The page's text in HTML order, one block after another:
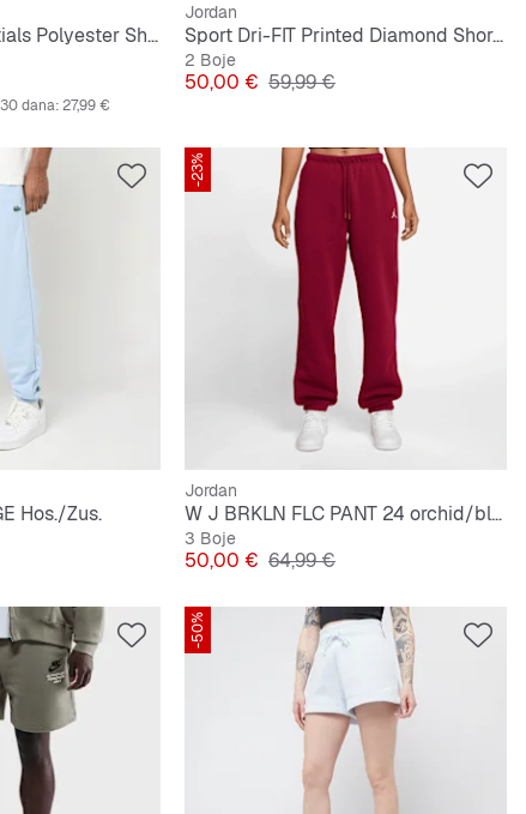
Tech Trefoil Essentials Polyester Shorts
cijena
dana:27,99 €
Jordan
Sport Dri-FIT Printed Diamond Shorts
2 Boje
Cijena
50,00 € Originalna cijena
59,99 €
Hos./Zus.
cijena
-23%
Jordan
W J BRKLN FLC PANT 24 orchid/black
3 Boje
Cijena
50,00 € Originalna cijena
64,99 €
-50%